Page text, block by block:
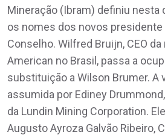
Mineração (Ibram) definiu nesta
os nomes dos novos
Conselho. Wilfred Bruijn, CEO
American no Brasil, passa a
substituição a Wilson Brumer. A
assumida por Ediney
da Lundin Mining Corporation.
Augusto Ayroza Galvão Ribeiro,